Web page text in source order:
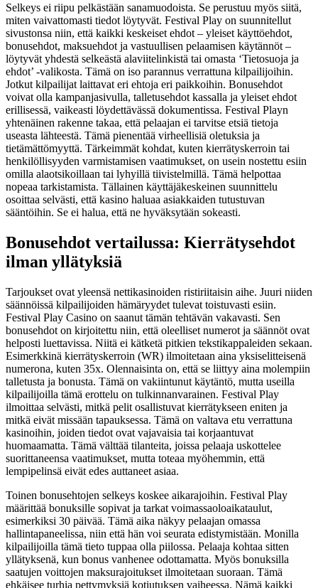
Selkeys ei riipu pelkästään sanamuodoista. Se perustuu myös siitä,
miten vaivattomasti tiedot löytyvät. Festival Play on suunnitellut
sivustonsa niin, että kaikki keskeiset ehdot – yleiset käyttöehdot,
bonusehdot, maksuehdot ja vastuullisen pelaamisen käytännöt –
löytyvät yhdestä selkeästä alaviitelinkistä tai omasta ‘Tietosuoja ja
ehdot’ -valikosta. Tämä on iso parannus verrattuna kilpailijoihin.
Jotkut kilpailijat laittavat eri ehtoja eri paikkoihin. Bonusehdot
voivat olla kampanjasivulla, talletusehdot kassalla ja yleiset ehdot
erillisessä, vaikeasti löydettävässä dokumentissa. Festival Playn
yhtenäinen rakenne takaa, että pelaajan ei tarvitse etsiä tietoja
useasta lähteestä. Tämä pienentää virheellisiä oletuksia ja
tietämättömyyttä. Tärkeimmät kohdat, kuten kierrätyskerroin tai
henkilöllisyyden varmistamisen vaatimukset, on usein nostettu esiin
omilla alaotsikoillaan tai lyhyillä tiivistelmillä. Tämä helpottaa
nopeaa tarkistamista. Tällainen käyttäjäkeskeinen suunnittelu
osoittaa selvästi, että kasino haluaa asiakkaiden tutustuvan
sääntöihin. Se ei halua, että ne hyväksytään sokeasti.
Bonusehdot vertailussa: Kierrätysehdot
ilman yllätyksiä
Tarjoukset ovat yleensä nettikasinoiden ristiriitaisin aihe. Juuri niiden
säännöissä kilpailijoiden hämäryydet tulevat toistuvasti esiin.
Festival Play Casino on saanut tämän tehtävän vakavasti. Sen
bonusehdot on kirjoitettu niin, että oleelliset numerot ja säännöt ovat
helposti luettavissa. Niitä ei kätketä pitkien tekstikappaleiden sekaan.
Esimerkkinä kierrätyskerroin (WR) ilmoitetaan aina yksiselitteisenä
numerona, kuten 35x. Olennaisinta on, että se liittyy aina molempiin
talletusta ja bonusta. Tämä on vakiintunut käytäntö, mutta useilla
kilpailijoilla tämä erottelu on tulkinnanvarainen. Festival Play
ilmoittaa selvästi, mitkä pelit osallistuvat kierrätykseen eniten ja
mitkä eivät missään tapauksessa. Tämä on valtava etu verrattuna
kasinoihin, joiden tiedot ovat vajavaisia tai korjaantuvat
huomaamatta. Tämä välttää tilanteita, joissa pelaaja uskottelee
suorittaneensa vaatimukset, mutta toteaa myöhemmin, että
lempipelinsä eivät edes auttaneet asiaa.
Toinen bonusehtojen selkeys koskee aikarajoihin. Festival Play
määrittää bonuksille sopivat ja tarkat voimassaoloaikataulut,
esimerkiksi 30 päivää. Tämä aika näkyy pelaajan omassa
hallintapaneelissa, niin että hän voi seurata edistymistään. Monilla
kilpailijoilla tämä tieto tuppaa olla piilossa. Pelaaja kohtaa sitten
yllätyksenä, kun bonus vanhenee odottamatta. Myös bonuksilla
saatujen voittojen maksurajoitukset ilmoitetaan suoraan. Tämä
ehkäisee turhia pettymyksiä kotiutuksen vaiheessa. Nämä kaikki